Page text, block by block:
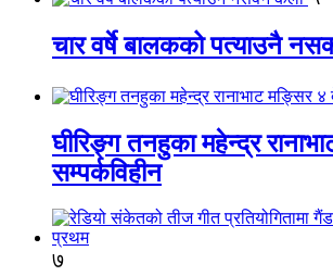
चार वर्षे बालकको पत्याउनै
घीरिङ्ग तनहुका महेन्द्र
सम्पर्कविहीन
७